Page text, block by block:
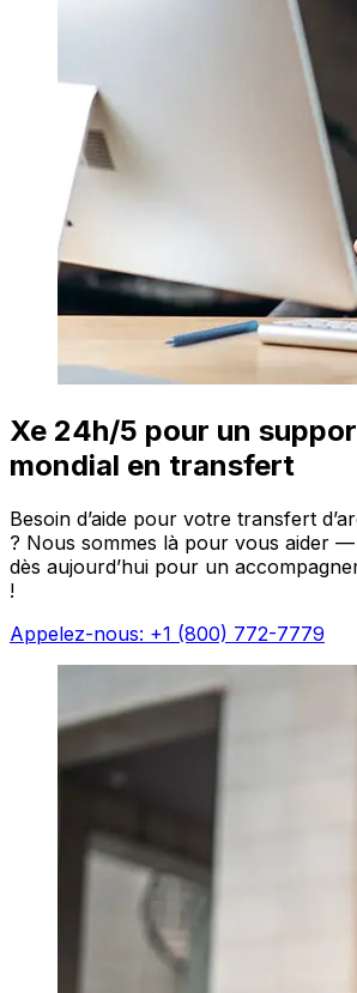
Xe 24h/5 pour un
mondial en transfert
Besoin d’aide pour votre transfert
? Nous sommes là pour vous aider
dès aujourd’hui pour un
!
Appelez-nous: +1 (800) 772-7779